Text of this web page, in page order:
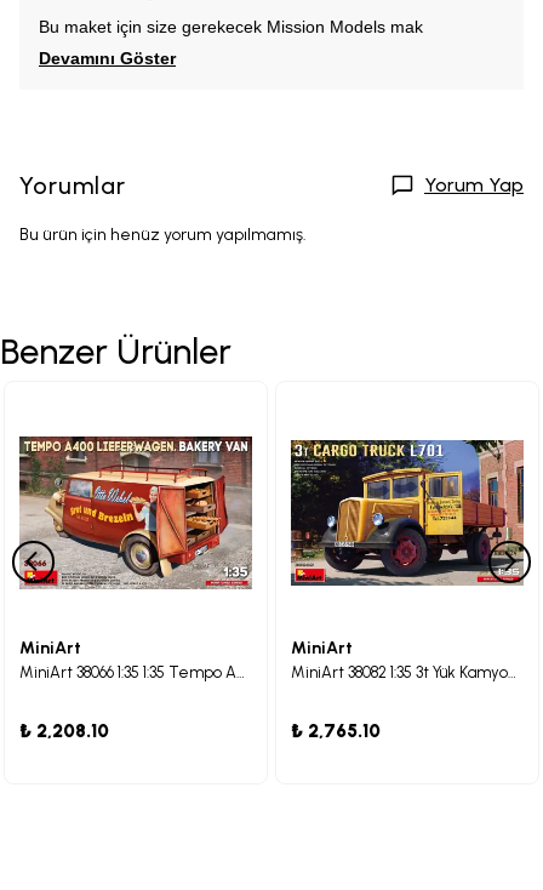
Bu maket için size gerekecek Mission Models mak
Devamını Göster
Yorumlar Yorum Yap
Bu ürün için henüz yorum yapılmamış.
Benzer Ürünler
MiniArt
MiniArt 38066 1:35 1:35 Tempo A400 Lieferwagen. Fırıncı Kamyoneti
₺ 2,208.10
MiniArt
MiniArt 38082 1:35 3t Yük Kamyonu L701
₺ 2,765.10